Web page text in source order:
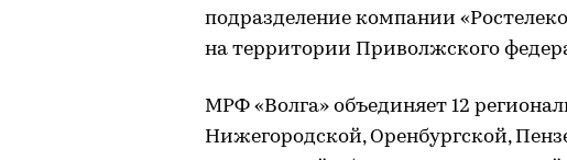
подразделение компании
на территории Приволжского
МРФ «Волга» объединяет 12
Нижегородской, Оренбургской,